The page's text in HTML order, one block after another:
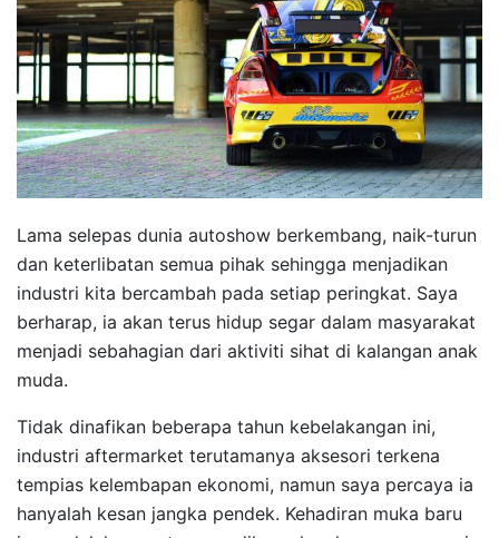
Lama selepas dunia autoshow berkembang, naik-turun
dan keterlibatan semua pihak sehingga menjadikan
industri kita bercambah pada setiap peringkat. Saya
berharap, ia akan terus hidup segar dalam masyarakat
menjadi sebahagian dari aktiviti sihat di kalangan anak
muda.
Tidak dinafikan beberapa tahun kebelakangan ini,
industri aftermarket terutamanya aksesori terkena
tempias kelembapan ekonomi, namun saya percaya ia
hanyalah kesan jangka pendek. Kehadiran muka baru